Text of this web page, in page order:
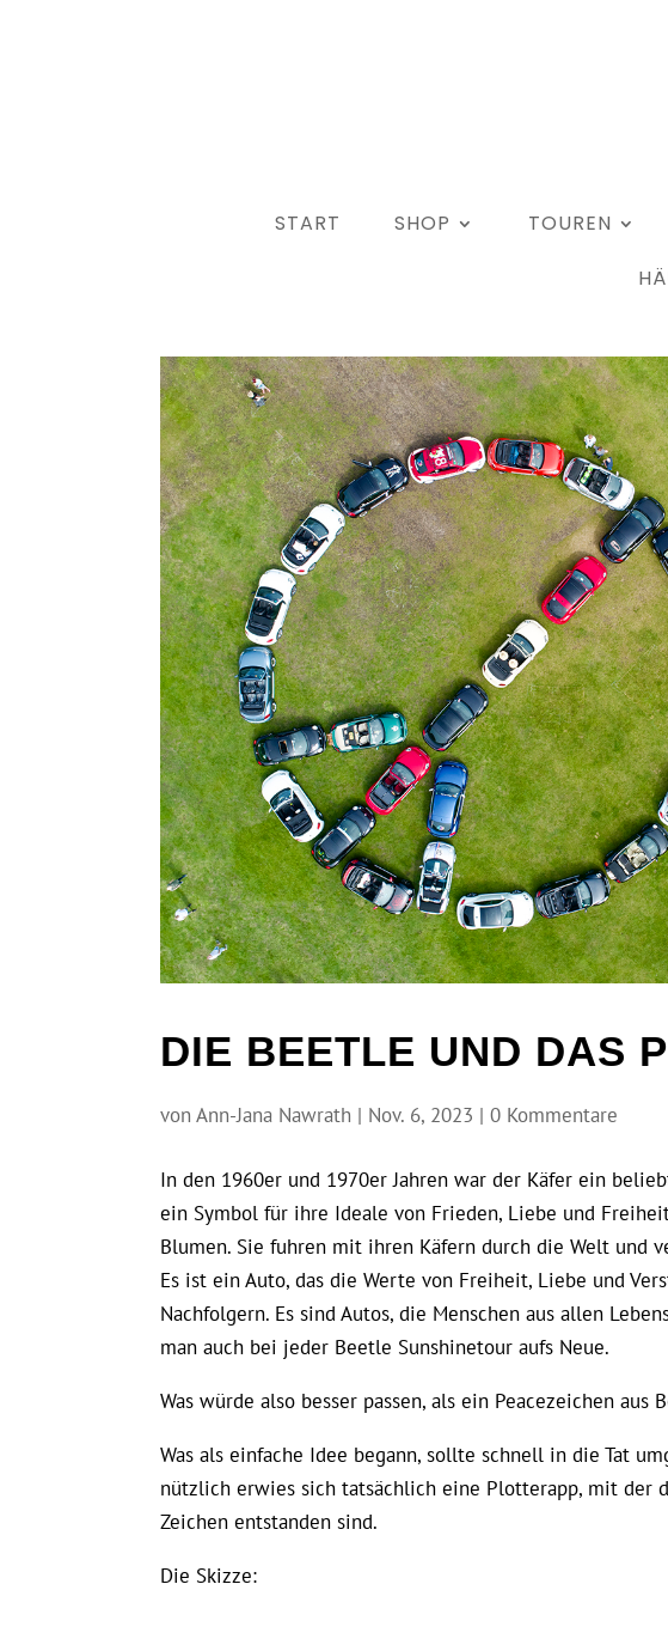
START SHOP TOUREN
DIE BEETLE UND DAS
vonAnn-Jana Nawrath | Nov. 6, 2023 |0 Kommentare
In den 1960er und 1970er Jahren war der Käfer ein
ein Symbol für ihre Ideale von Frieden, Liebe und
Blumen. Sie fuhren mit ihren Käfern durch die Welt und
Es ist ein Auto, das die Werte von Freiheit, Liebe und
Nachfolgern. Es sind Autos, die Menschen aus allen
man auch bei jeder Beetle Sunshinetour aufs Neue.
Was würde also besser passen, als ein Peacezeichen
Was als einfache Idee begann, sollte schnell in die Tat
nützlich erwies sich tatsächlich eine Plotterapp, mit der
Zeichen entstanden sind.
Die Skizze: